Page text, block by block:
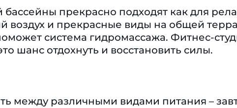
прекрасно подходят как для
воздух и прекрасные виды на общей
система гидромассажа. Фитнес-
шанс отдохнуть и восстановить силы.
между различными видами питания –